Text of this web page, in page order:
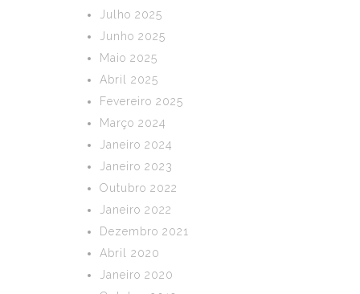
Julho 2025
Junho 2025
Maio 2025
Abril 2025
Fevereiro 2025
Março 2024
Janeiro 2024
Janeiro 2023
Outubro 2022
Janeiro 2022
Dezembro 2021
Abril 2020
Janeiro 2020